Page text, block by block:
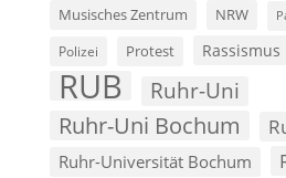
Musisches Zentrum NRW
Polizei Protest Rassismus
RUB Ruhr-Uni
Ruhr-Uni Bochum
Ruhr-Universität Bochum